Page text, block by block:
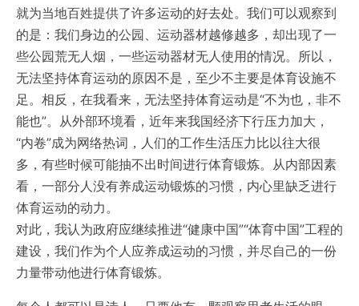
就为当地百姓提供了许多运动的好去处。我们可以观察到
的是：我们身边的公园、运动器材越修越多，却出现了一
些公园荒无人烟，一些运动器材无人使用的情况。所以，
无法坚持体育运动的原因不是，至少不主要是体育设施不
足。相反，在我看来，无法坚持体育运动是“不为也，非不
能也”。从外部环境看，近年来我国经济下行压力加大，
“内卷”成为网络热词，人们的工作生活压力比以往大很
多，有些时候可能抽不出时间进行体育锻炼。从内部因素
看，一部分人没有养成运动锻炼的习惯，内心里缺乏进行
体育运动的动力。
对此，我认为政府应继续推进“健康中国”“体育中国”工程的
建设，我们作为个人应养成运动的习惯，并尽自己的一份
力量带动他进行体育锻炼。